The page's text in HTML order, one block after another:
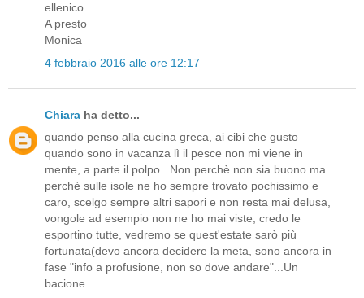
ellenico
A presto
Monica
4 febbraio 2016 alle ore 12:17
Chiara ha detto...
quando penso alla cucina greca, ai cibi che gusto
quando sono in vacanza lì il pesce non mi viene in
mente, a parte il polpo...Non perchè non sia buono ma
perchè sulle isole ne ho sempre trovato pochissimo e
caro, scelgo sempre altri sapori e non resta mai delusa,
vongole ad esempio non ne ho mai viste, credo le
esportino tutte, vedremo se quest'estate sarò più
fortunata(devo ancora decidere la meta, sono ancora in
fase "info a profusione, non so dove andare"...Un
bacione